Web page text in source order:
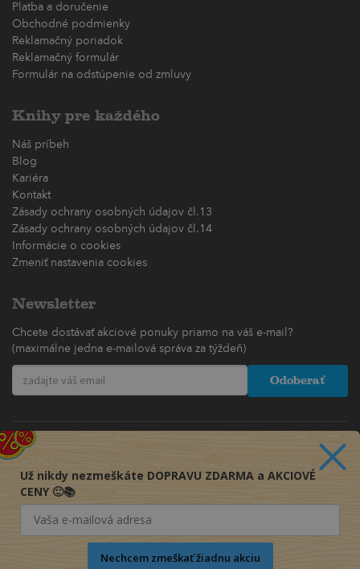
Platba a doručenie
Obchodné podmienky
Reklamačný poriadok
Reklamačný formulár
Formulár na odstúpenie od zmluvy
Knihy pre každého
Náš príbeh
Blog
Kariéra
Kontakt
Zásady ochrany osobných údajov čl.13
Zásady ochrany osobných údajov čl.14
Informácie o cookies
Zmeniť nastavenia cookies
Newsletter
Chcete dostávať akciové ponuky priamo na váš e-mail?
(maximálne jedna e-mailová správa za týždeň)
Odoberať
Už nikdy nezmeškáte DOPRAVU ZDARMA a AKCIOVÉ
CENY 🙂📚
Nechcem zmeškať žiadnu akciu